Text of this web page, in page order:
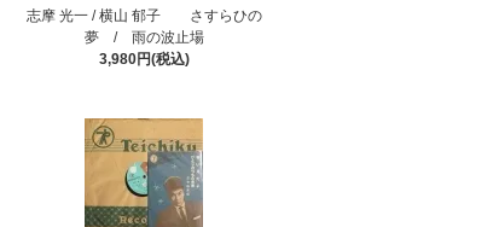
志摩 光一 / 横山 郁子 さすらひの
夢 / 雨の波止場
3,980円(税込)